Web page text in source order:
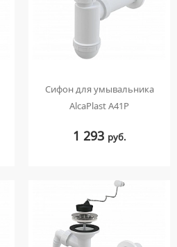
Сифон для умывальника
AlcaPlast A41P
1 293 руб.